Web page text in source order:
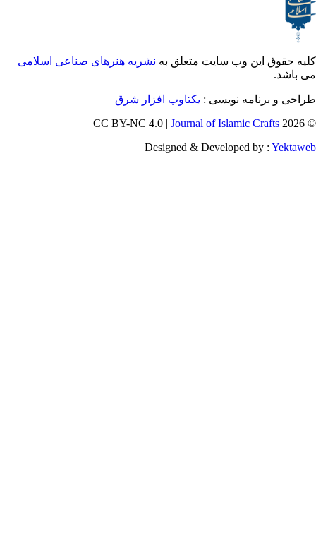
این وب سایت متعلق بهنشریه هنرهای صناعی اسلامی
نویسی : یکتاوب افزار شرق
Journal of Islamic
Designed & Developed by :